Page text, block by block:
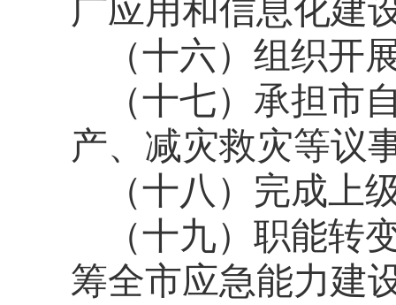
广应用和信息化建
（十六）组织开
（十七）承担市
产、减灾救灾等议
（十八）完成上
（十九）职能转
筹全市应急能力建